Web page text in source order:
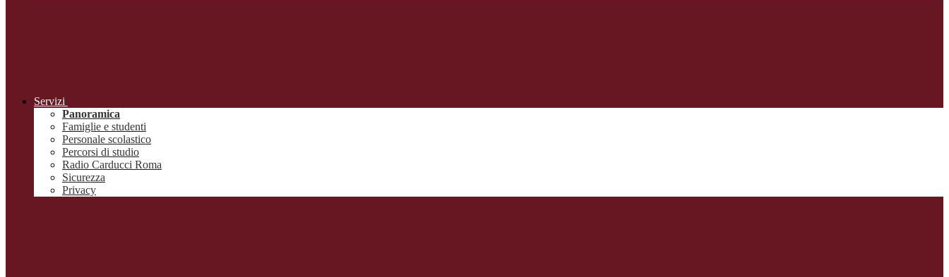
Servizi
Panoramica
Famiglie e studenti
Personale scolastico
Percorsi di studio
Radio Carducci Roma
Sicurezza
Privacy